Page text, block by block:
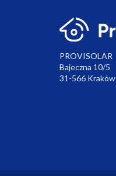
PROVISOLAR
Bajeczna 10/5
31-566 Kraków